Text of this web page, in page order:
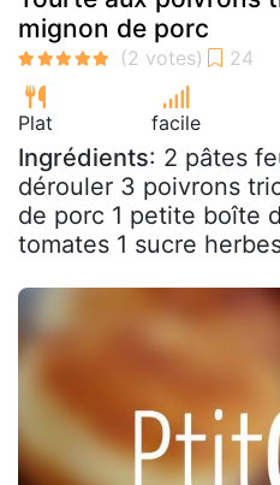
mignon de porc
Plat facile
Ingrédients: 2 pâtes
dérouler 3 poivrons
de porc 1 petite boîte
tomates 1 sucre